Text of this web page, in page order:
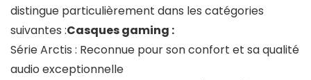
distingue particulièrement dans les catégories
suivantes :Casques gaming :
Série Arctis : Reconnue pour son confort et sa qualité
audio exceptionnelle